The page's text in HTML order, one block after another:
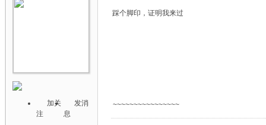
加关
注
发消
息
踩个脚印，证明我来过
~~~~~~~~~~~~~~~~